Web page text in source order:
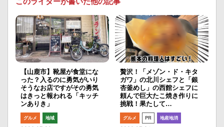
【山鹿市】靴屋が食堂にな
った？入るのに勇気がいり
そうなお店ですがその勇気
はきっと報われる「キッチ
ンありき」
グルメ 地域
贅沢！「メゾン・ド・キタ
ガワ」の北川シェフと「銀
杏釜めし」の西館シェフに
頼んで巨大たこ焼き作りに
挑戦！果たして…
グルメ PR 地産地消